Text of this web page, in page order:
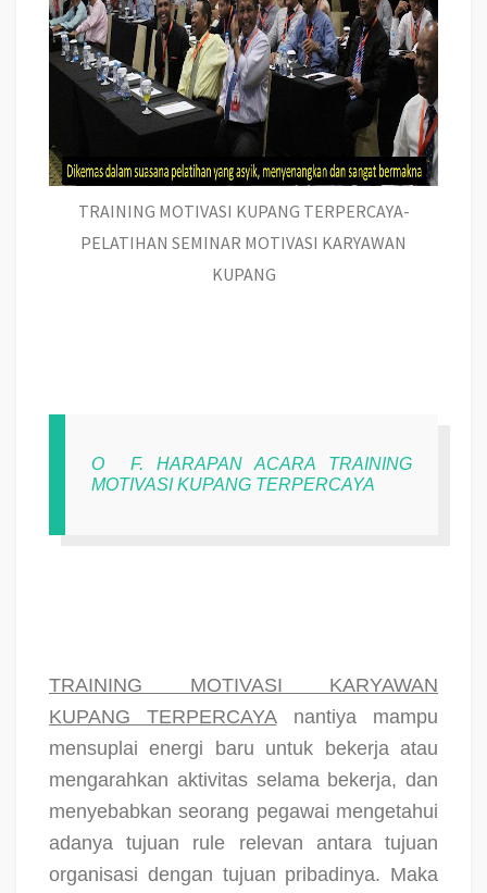
TRAINING MOTIVASI KUPANG TERPERCAYA-
PELATIHAN SEMINAR MOTIVASI KARYAWAN
KUPANG
O
F. HARAPAN ACARA TRAINING
MOTIVASI KUPANG TERPERCAYA
TRAINING MOTIVASI KARYAWAN
KUPANG TERPERCAYAnantiya mampu
mensuplai energi baru untuk bekerja atau
mengarahkan aktivitas selama bekerja, dan
menyebabkan seorang pegawai mengetahui
adanya tujuan rule relevan antara tujuan
organisasi dengan tujuan pribadinya. Maka